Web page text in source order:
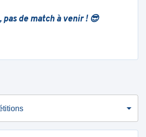
pas de match à venir ! 😎